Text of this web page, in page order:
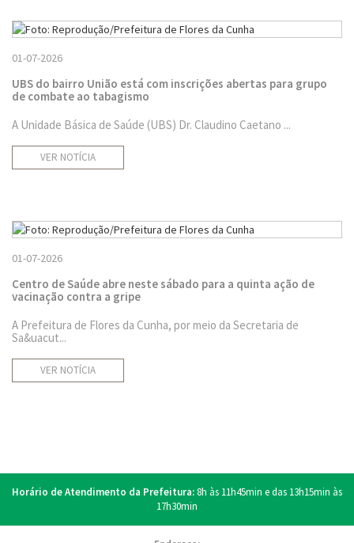
01-07-2026
UBS do bairro União está com inscrições abertas para grupo
de combate ao tabagismo
A Unidade Básica de Saúde (UBS) Dr. Claudino Caetano ...
VER NOTÍCIA
01-07-2026
Centro de Saúde abre neste sábado para a quinta ação de
vacinação contra a gripe
A Prefeitura de Flores da Cunha, por meio da Secretaria de
Sa&uacut...
VER NOTÍCIA
Horário de Atendimento da Prefeitura:8h às 11h45min e das 13h15min às
17h30min